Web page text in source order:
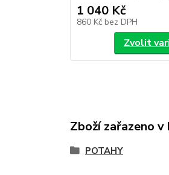
1 040 Kč
860 Kč bez DPH
Zvolit
Zboží zařazeno
POTAHY